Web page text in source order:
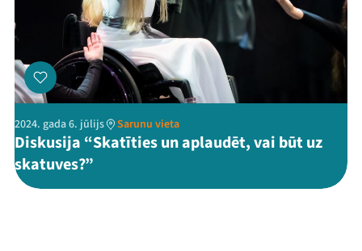
2024. gada 6. jūlijs Sarunu vieta
Diskusija “Skatīties un aplaudēt, vai būt uz
skatuves?”